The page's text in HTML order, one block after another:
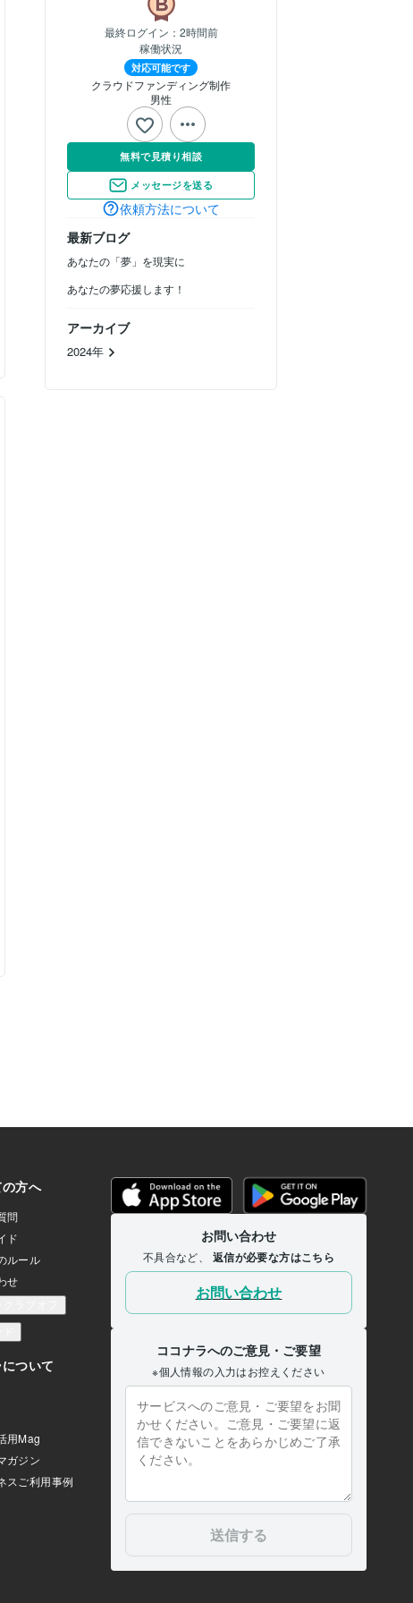
最終ログイン： 2時間前
稼働状況
対応可能です
クラウドファンディング制作
男性
無料で見積り相談
メッセージを送る
依頼方法について
最新ブログ
あなたの「夢」を現実に
あなたの夢応援します！
アーカイブ
2024年